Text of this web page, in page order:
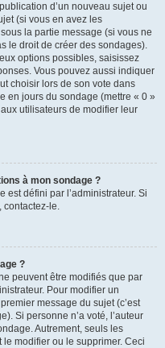
d’un nouveau sujet ou
(si vous en avez les
sous la partie message (si vous ne
le droit de créer des sondages).
options possibles, saisissez
Vous pouvez aussi indiquer
choisir lors de son vote dans
en jours du sondage (mettre « 0 »
utilisateurs de modifier leur
à mon sondage ?
est défini par l’administrateur. Si
contactez-le.
?
peuvent être modifiés que par
Pour modifier un
message du sujet (c’est
Si personne n’a voté, l’auteur
Autrement, seuls les
modifier ou le supprimer. Ceci